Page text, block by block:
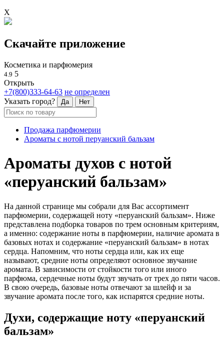
X
Скачайте приложение
Косметика и парфюмерия
4.9 5
Открыть
+7(800)333-64-63 не определен
Указать город?
Да Нет
Продажа парфюмерии
Ароматы с нотой перуанский бальзам
Ароматы духов с нотой
«перуанский бальзам»
На данной странице мы собрали для Вас ассортимент
парфюмерии, содержащей ноту «перуанский бальзам». Ниже
представлена подборка товаров по трем основным критериям,
а именно: содержание ноты в парфюмерии, наличие аромата в
базовых нотах и содержание «перуанский бальзам» в нотах
сердца. Напомним, что ноты сердца или, как их еще
называют, средние ноты определяют основное звучание
аромата. В зависимости от стойкости того или иного
парфюма, сердечные ноты будут звучать от трех до пяти часов.
В свою очередь, базовые ноты отвечают за шлейф и за
звучание аромата после того, как испарятся средние ноты.
Духи, содержащие ноту «перуанский
бальзам»